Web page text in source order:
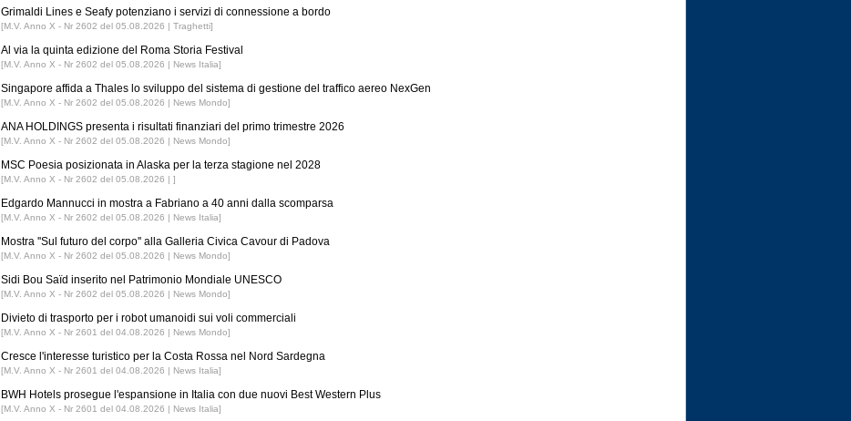
Grimaldi Lines e Seafy potenziano i servizi di connessione a bordo
[M.V. Anno X - Nr 2602 del 05.08.2026 | Traghetti]
Al via la quinta edizione del Roma Storia Festival
[M.V. Anno X - Nr 2602 del 05.08.2026 | News Italia]
Singapore affida a Thales lo sviluppo del sistema di gestione del traffico aereo NexGen
[M.V. Anno X - Nr 2602 del 05.08.2026 | News Mondo]
ANA HOLDINGS presenta i risultati finanziari del primo trimestre 2026
[M.V. Anno X - Nr 2602 del 05.08.2026 | News Mondo]
MSC Poesia posizionata in Alaska per la terza stagione nel 2028
[M.V. Anno X - Nr 2602 del 05.08.2026 | ]
Edgardo Mannucci in mostra a Fabriano a 40 anni dalla scomparsa
[M.V. Anno X - Nr 2602 del 05.08.2026 | News Italia]
Mostra ''Sul futuro del corpo'' alla Galleria Civica Cavour di Padova
[M.V. Anno X - Nr 2602 del 05.08.2026 | News Mondo]
Sidi Bou Saïd inserito nel Patrimonio Mondiale UNESCO
[M.V. Anno X - Nr 2602 del 05.08.2026 | News Mondo]
Divieto di trasporto per i robot umanoidi sui voli commerciali
[M.V. Anno X - Nr 2601 del 04.08.2026 | News Mondo]
Cresce l'interesse turistico per la Costa Rossa nel Nord Sardegna
[M.V. Anno X - Nr 2601 del 04.08.2026 | News Italia]
BWH Hotels prosegue l'espansione in Italia con due nuovi Best Western Plus
[M.V. Anno X - Nr 2601 del 04.08.2026 | News Italia]